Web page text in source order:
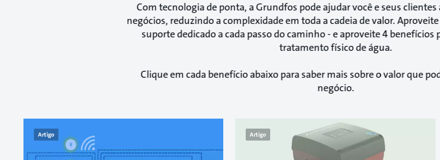
Com tecnologia de ponta, a Grundfos pode ajudar você e seus
negócios, reduzindo a complexidade em toda a cadeia de valor.
suporte dedicado a cada passo do caminho - e aproveite 4 benefícios
tratamento físico de água.
Clique em cada benefício abaixo para saber mais sobre o valor que
negócio.
Artigo Artigo